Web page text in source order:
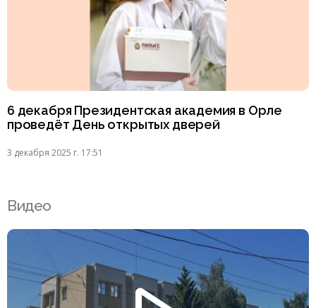
6 декабря Президентская академия в Орле
проведёт День открытых дверей
3 декабря 2025 г. 17:51
Видео